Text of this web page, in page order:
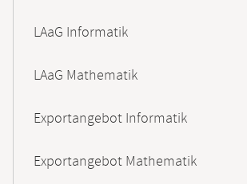
LAaG Informatik
LAaG Mathematik
Exportangebot Informatik
Exportangebot Mathematik